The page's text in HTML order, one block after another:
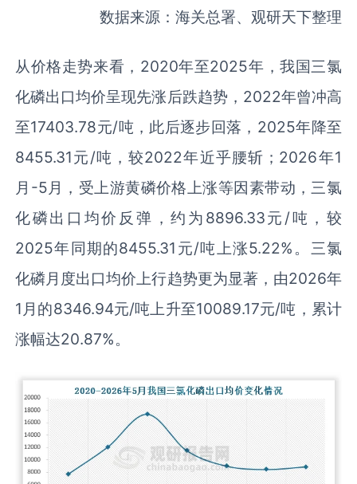
数据来源：海关总署、观研天下整理
从价格走势来看，2020年至2025年，我国三氯
化磷出口均价呈现先涨后跌趋势，2022年曾冲高
至17403.78元/吨，此后逐步回落，2025年降至
8455.31元/吨，较2022年近乎腰斩；2026年1
月-5月，受上游黄磷价格上涨等因素带动，三氯
化磷出口均价反弹，约为8896.33元/吨，较
2025年同期的8455.31元/吨上涨5.22%。三氯
化磷月度出口均价上行趋势更为显著，由2026年
1月的8346.94元/吨上升至10089.17元/吨，累计
涨幅达20.87%。